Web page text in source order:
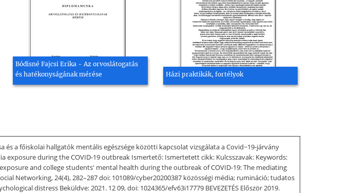
Bódisné Fajcsi Erika - Az orvoslátogatás
és hatékonyságának mérése
Házi praktikák, fortélyok
és a főiskolai hallgatók mentális egészsége közötti kapcsolat vizsgálata a Covid−19-járvány
exposure during the COVID-19 outbreak Ismertető: Ismertetett cikk: Kulcsszavak: Keywords:
exposure and college students' mental health during the outbreak of COVID-19: The mediating
Networking, 24(4), 282–287 doi: 101089/cyber20200387 közösségi média; rumináció; tudatos
distress Beküldve: 2021. 12 09, doi: 1024365/efv63i17779 BEVEZETÉS Először 2019.